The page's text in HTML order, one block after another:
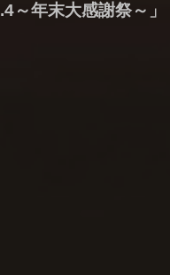
年末大感謝祭～」